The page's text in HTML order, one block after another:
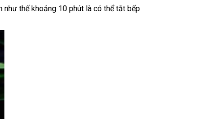
như thế khoảng 10 phút là có thể tắt bếp